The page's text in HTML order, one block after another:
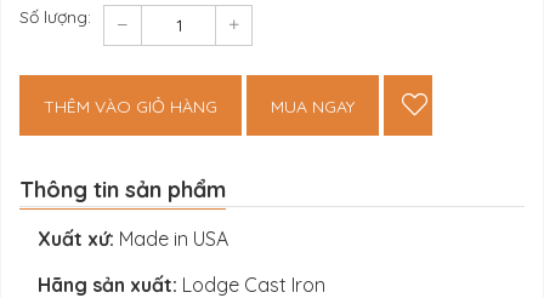
Số lượng:
THÊM VÀO GIỎ HÀNG MUA NGAY
Thông tin sản phẩm
Xuất xứ: Made in USA
Hãng sản xuất: Lodge Cast Iron